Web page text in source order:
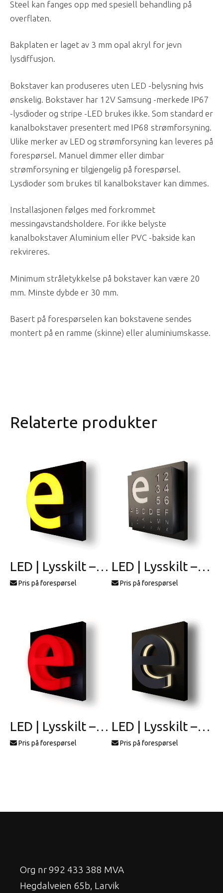
Steel kan fanges opp med spesiell behandling på
overflaten.
Bakplaten er laget av 3 mm opal akryl for jevn
lysdiffusjon.
Bokstaver kan produseres uten LED -belysning hvis
ønskelig. Bokstaver har 12V Samsung -merkede IP67
-lysdioder og stripe -LED brukes ikke. Som standard er
kanalbokstaver presentert med IP68 strømforsyning.
Ulike merker av LED og strømforsyning kan leveres på
forespørsel. Manuel dimmer eller dimbar
strømforsyning er tilgjengelig på forespørsel.
Lysdioder som brukes til kanalbokstaver kan dimmes.
Installasjonen følges med forkrommet
messingavstandsholdere. For ikke belyste
kanalbokstaver Aluminium eller PVC -bakside kan
rekvireres.
Minimum stråletykkelse på bokstaver kan være 20
mm. Minste dybde er 30 mm.
Basert på forespørselen kan bokstavene sendes
montert på en ramme (skinne) eller aluminiumskasse.
Relaterte produkter
LED | Lysskilt – profil 7
Pris på forespørsel
LED | Lysskilt – profil 18
Pris på forespørsel
LED | Lysskilt – profil 6
Pris på forespørsel
LED | Lysskilt – profil 19
Pris på forespørsel
Org nr 992 433 388 MVA
Hegdalveien 65b, Larvik